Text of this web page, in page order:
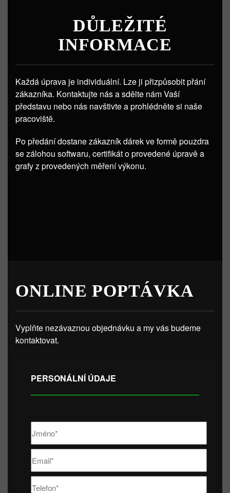
DŮLEŽITÉ
INFORMACE
Každá úprava je individuální. Lze ji přizpůsobit přání
zákazníka. Kontaktujte nás a sdělte nám Vaší
představu nebo nás navštivte a prohlédněte si naše
pracoviště.
Po předání dostane zákazník dárek ve formě pouzdra
se zálohou softwaru, certifikát o provedené úpravě a
grafy z provedených měření výkonu.
ONLINE POPTÁVKA
Vyplňte nezávaznou objednávku a my vás budeme
kontaktovat.
PERSONÁLNÍ ÚDAJE